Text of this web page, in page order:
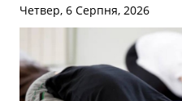
Четвер, 6 Серпня, 2026